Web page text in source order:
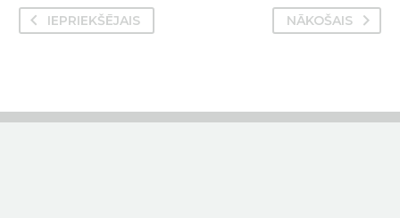
IEPRIEKŠĒJAIS NĀKOŠAIS